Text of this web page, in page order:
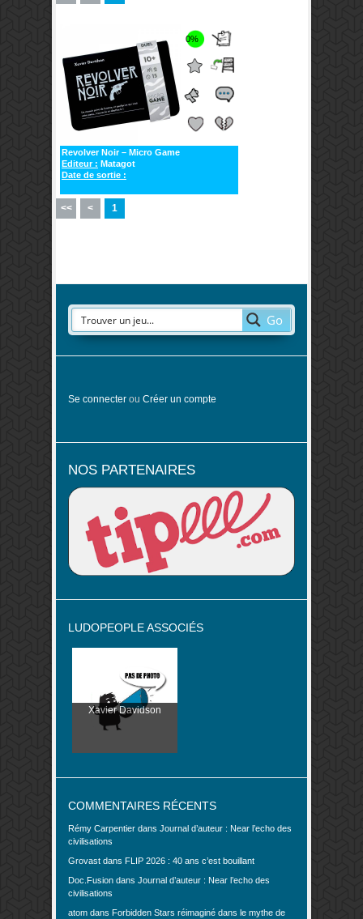
0%
Revolver Noir – Micro Game
Editeur : Matagot
Date de sortie :
<< < 1
Go
Se connecter ou Créer un compte
NOS PARTENAIRES
LUDOPEOPLE ASSOCIÉS
Xavier Davidson
COMMENTAIRES RÉCENTS
Rémy Carpentier dans Journal d’auteur : Near l’echo des
civilisations
Grovast dans FLIP 2026 : 40 ans c’est bouillant
Doc.Fusion dans Journal d’auteur : Near l’echo des
civilisations
atom dans Forbidden Stars réimaginé dans le mythe de